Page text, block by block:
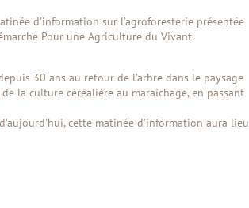
d’information sur l’agroforesterie présentée
Pour une Agriculture du Vivant.
30 ans au retour de l’arbre dans le paysage
la culture céréalière au maraîchage, en passant
cette matinée d’information aura lieu